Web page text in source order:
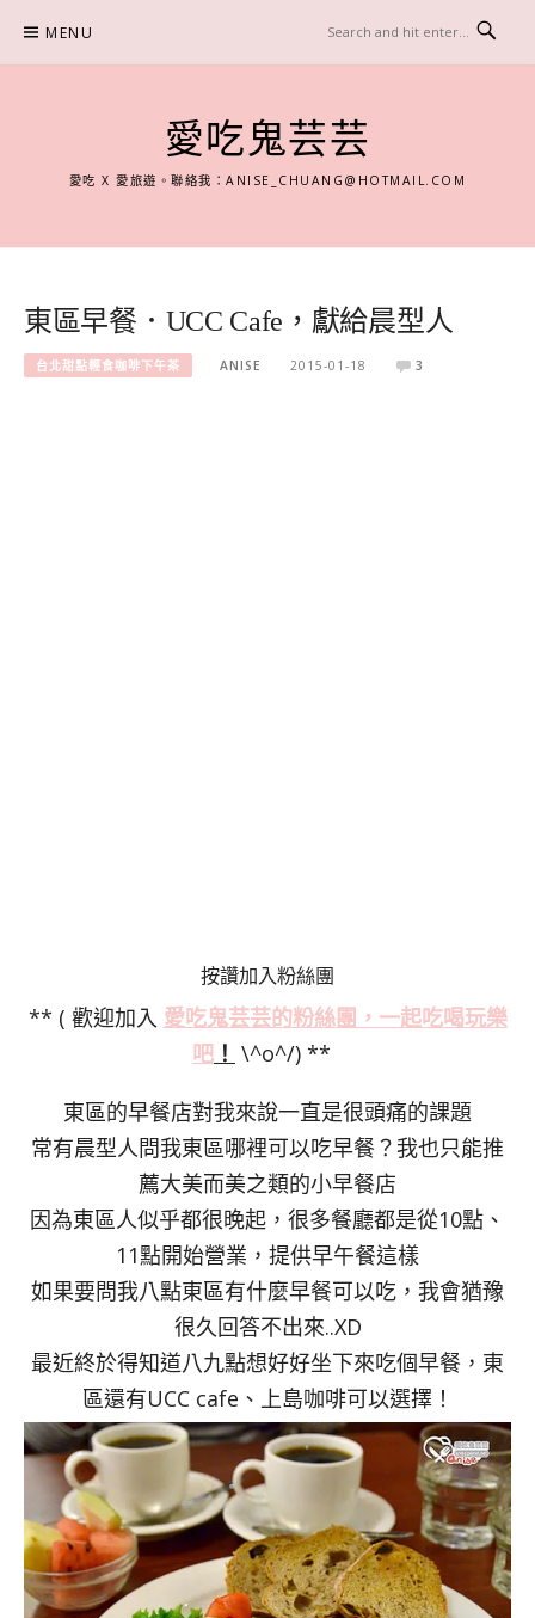
content
MENU
愛吃鬼芸芸
愛吃 X 愛旅遊。聯絡我：ANISE_CHUANG@HOTMAIL.COM
東區早餐．UCC Cafe，獻給晨型人
台北甜點輕食咖啡下午茶 ANISE 2015-01-18 3
按讚加入粉絲團
** ( 歡迎加入 愛吃鬼芸芸的粉絲團，一起吃喝玩樂
吧 ！ \^o^/) **
東區的早餐店對我來說一直是很頭痛的課題
常有晨型人問我東區哪裡可以吃早餐？我也只能推
薦大美而美之類的小早餐店
因為東區人似乎都很晚起，很多餐廳都是從10點、
11點開始營業，提供早午餐這樣
如果要問我八點東區有什麼早餐可以吃，我會猶豫
很久回答不出來..XD
最近終於得知道八九點想好好坐下來吃個早餐，東
區還有UCC cafe、上島咖啡可以選擇！